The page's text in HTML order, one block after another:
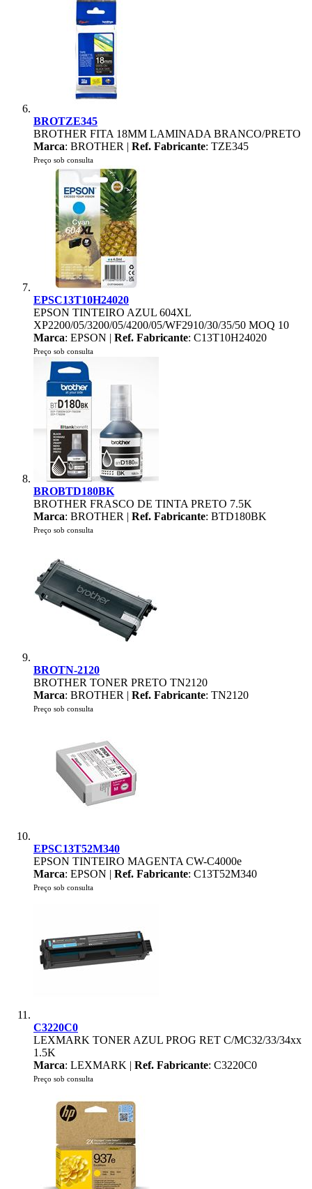
BROTZE345
BROTHER FITA 18MM LAMINADA BRANCO/PRETO
Marca: BROTHER | Ref. Fabricante: TZE345
Preço sob consulta
EPSC13T10H24020
EPSON TINTEIRO AZUL 604XL
XP2200/05/3200/05/4200/05/WF2910/30/35/50 MOQ 10
Marca: EPSON | Ref. Fabricante: C13T10H24020
Preço sob consulta
BROBTD180BK
BROTHER FRASCO DE TINTA PRETO 7.5K
Marca: BROTHER | Ref. Fabricante: BTD180BK
Preço sob consulta
BROTN-2120
BROTHER TONER PRETO TN2120
Marca: BROTHER | Ref. Fabricante: TN2120
Preço sob consulta
EPSC13T52M340
EPSON TINTEIRO MAGENTA CW-C4000e
Marca: EPSON | Ref. Fabricante: C13T52M340
Preço sob consulta
C3220C0
LEXMARK TONER AZUL PROG RET C/MC32/33/34xx
1.5K
Marca: LEXMARK | Ref. Fabricante: C3220C0
Preço sob consulta